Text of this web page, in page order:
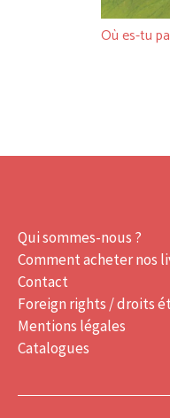
Où es-tu
Qui sommes-nous ?
Comment acheter nos
Contact
Foreign rights / droits
Mentions légales
Catalogues